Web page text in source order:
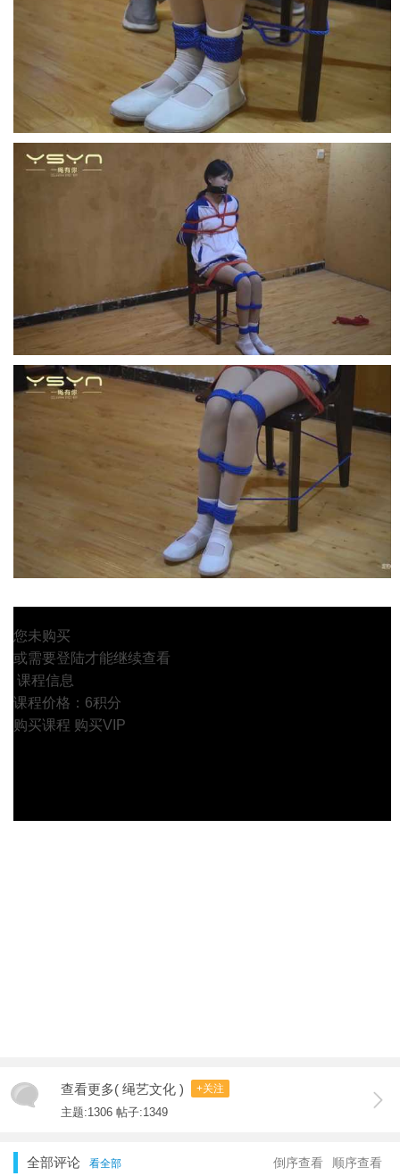
您未购买
或需要登陆才能继续查看
课程信息
课程价格：6积分
购买课程 购买VIP
查看更多( 绳艺文化 ) +关注
主题:1306 帖子:1349
全部评论 看全部 顺序查看
倒序查看